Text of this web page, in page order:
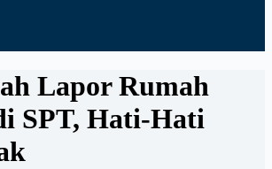
Lapor Rumah
SPT, Hati-Hati